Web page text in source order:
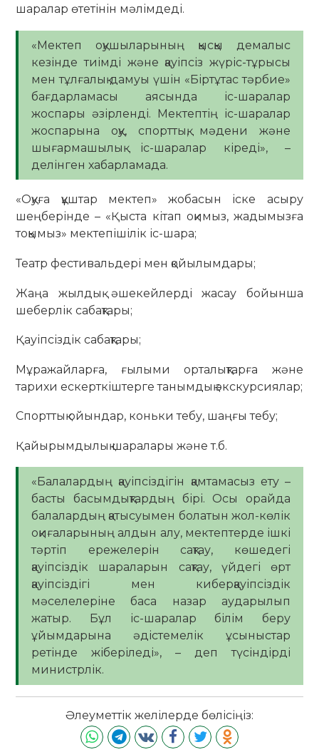
шаралар өтетінін мәлімдеді.
«Мектеп оқушыларының қысқы демалыс
кезінде тиімді және қауіпсіз жүріс-тұрысы
мен тұлғалық дамуы үшін «Біртұтас тәрбие»
бағдарламасы аясында іс-шаралар
жоспары әзірленді. Мектептің іс-шаралар
жоспарына оқу, спорттық, мәдени және
шығармашылық іс-шаралар кіреді», –
делінген хабарламада.
«Оқуға құштар мектеп» жобасын іске асыру
шеңберінде – «Қыста кітап оқимыз, жадымызға
тоқымыз» мектепішілік іс-шара;
Театр фестивальдері мен қойылымдары;
Жаңа жылдық әшекейлерді жасау бойынша
шеберлік сабақтары;
Қауіпсіздік сабақтары;
Мұражайларға, ғылыми орталықтарға және
тарихи ескерткіштерге танымдық экскурсиялар;
Спорттық ойындар, коньки тебу, шаңғы тебу;
Қайырымдылық шаралары және т.б.
«Балалардың қауіпсіздігін қамтамасыз ету –
басты басымдықтардың бірі. Осы орайда
балалардың қатысуымен болатын жол-көлік
оқиғаларының алдын алу, мектептерде ішкі
тәртіп ережелерін сақтау, көшедегі
қауіпсіздік шараларын сақтау, үйдегі өрт
қауіпсіздігі мен киберқауіпсіздік
мәселелеріне баса назар аударылып
жатыр. Бұл іс-шаралар білім беру
ұйымдарына әдістемелік ұсыныстар
ретінде жіберіледі», – деп түсіндірді
министрлік.
Әлеуметтік желілерде бөлісіңіз: